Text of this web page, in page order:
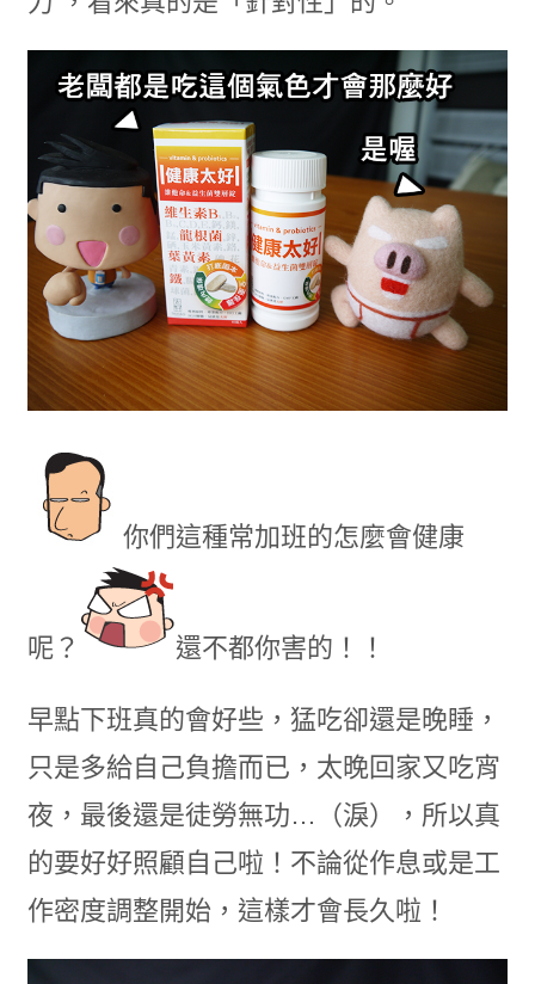
你們這種常加班的怎麼會健康
呢？ 還不都你害的！！
早點下班真的會好些，猛吃卻還是晚睡，
只是多給自己負擔而已，太晚回家又吃宵
夜，最後還是徒勞無功…（淚），所以真
的要好好照顧自己啦！不論從作息或是工
作密度調整開始，這樣才會長久啦！